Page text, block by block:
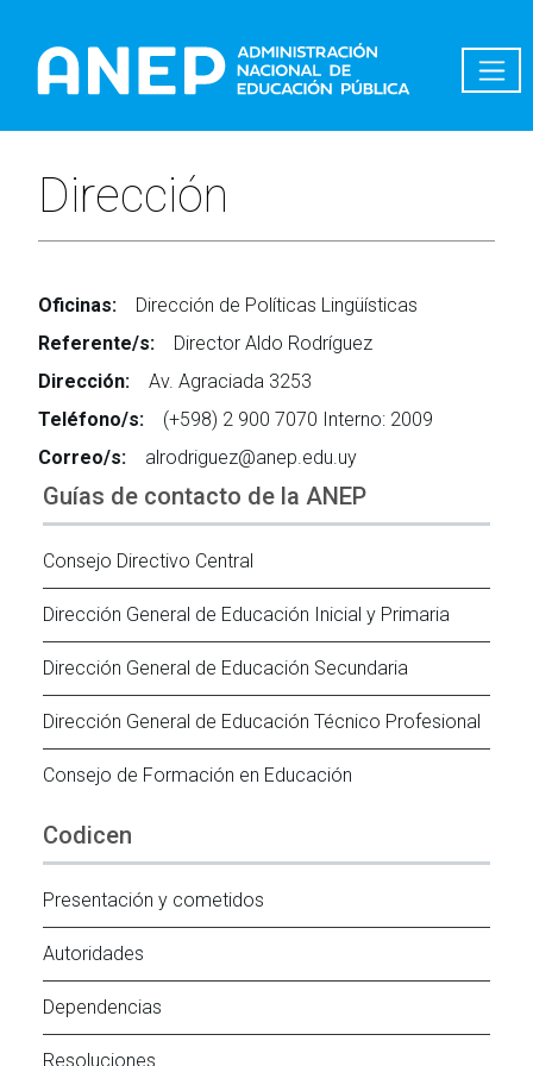
Dirección
Oficinas:
Dirección de Políticas Lingüísticas
Referente/s:
Director Aldo Rodríguez
Dirección:
Av. Agraciada 3253
Teléfono/s:
(+598) 2 900 7070 Interno: 2009
Correo/s:
alrodriguez@anep.edu.uy
Guías de contacto de la ANEP
Consejo Directivo Central
Dirección General de Educación Inicial y Primaria
Dirección General de Educación Secundaria
Dirección General de Educación Técnico Profesional
Consejo de Formación en Educación
Codicen
Presentación y cometidos
Autoridades
Dependencias
Resoluciones